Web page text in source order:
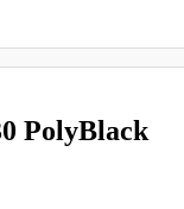
PolyBlack